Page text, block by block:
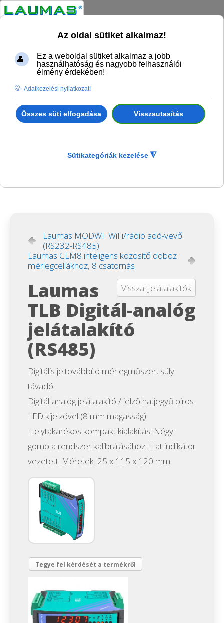
Az oldal sütiket alkalmaz!
Ez a weboldal sütiket alkalmaz a jobb
használhatóság és nagyobb felhasználói
élmény érdekében!
Adatkezelési nyilatkozat!
Összes süti elfogadása Visszautasítás
Sütikategóriák kezelése ◮
Ön itt van:Kezdőlap Termék katalógus
Mérő elektronikák
Laumas MODWF WiFi/rádió adó-vevő
(RS232-RS485)
Laumas CLM8 inteligens közösítő doboz
mérlegcellákhoz, 8 csatornás
Vissza: Jelátalakítók
Laumas
TLB Digitál-analóg
jelátalakító
(RS485)
Digitális jeltovábbító mérlegműszer, súly
távadó
Digitál-analóg jelátalakító / jelző hatjegyű piros
LED kijelzővel (8 mm magasság).
Helytakarékos kompakt kialakítás. Négy
gomb a rendszer kalibrálásához. Hat indikátor
vezetett. Méretek: 25 x 115 x 120 mm.
Tegye fel kérdését a termékről